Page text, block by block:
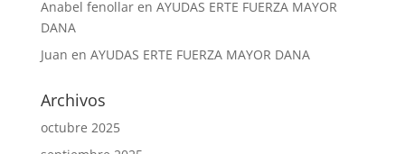
Anabel fenollaren AYUDAS ERTE FUERZA MAYOR
DANA
Juan en AYUDAS ERTE FUERZA MAYOR DANA
Archivos
octubre 2025